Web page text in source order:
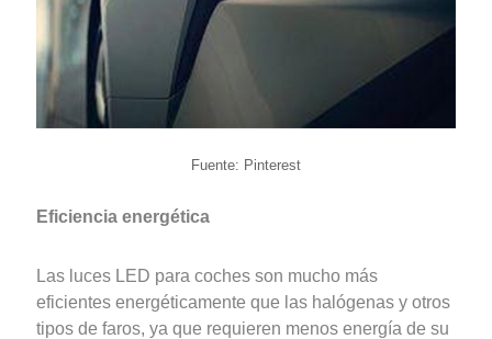
Fuente: Pinterest
Eficiencia energética
Las luces LED para coches son mucho más
eficientes energéticamente que las halógenas y otros
tipos de faros, ya que requieren menos energía de su